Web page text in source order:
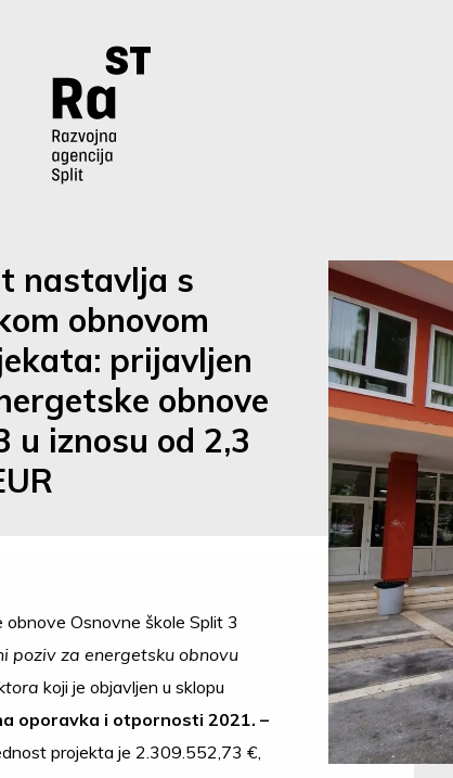
nastavlja s
obnovom
prijavljen
obnove
u iznosu od 2,3
Osnovne škole Split 3
poziv za energetsku obnovu
koji je objavljen u sklopu
oporavka i otpornosti 2021. –
projekta je 2.309.552,73 €,